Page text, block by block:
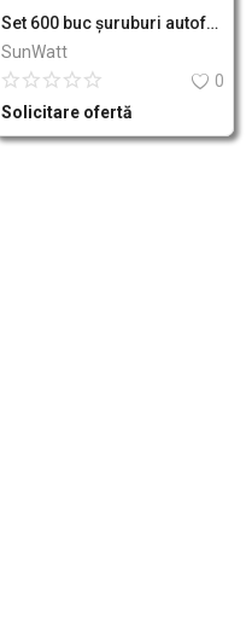
Set 600 buc șuruburi autoforante cap hexagonal cu șaibă EPDM 4.8x25mm DIN7504K - Breckner Germany
SunWatt
0
Solicitare ofertă